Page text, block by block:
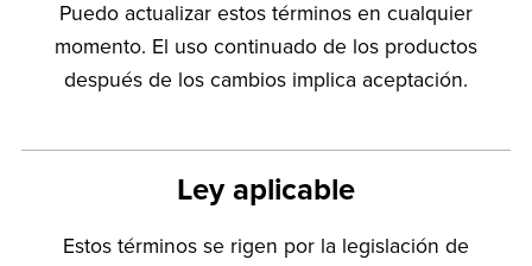
Puedo actualizar estos términos en cualquier
momento. El uso continuado de los productos
después de los cambios implica aceptación.
Ley aplicable
Estos términos se rigen por la legislación de